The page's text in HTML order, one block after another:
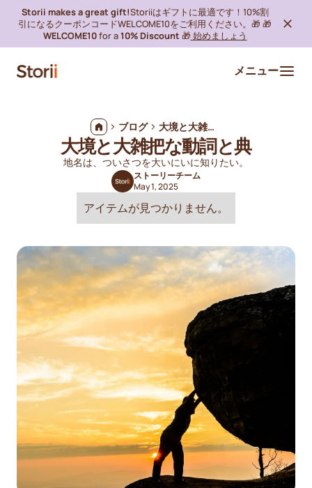
Storii makes a great gift!Storiiはギフトに最適です！10%割
引になるクーポンコードWELCOME10をご利用ください。🎁 🎁
WELCOME10for a10% Discount 🎁 始めましょう
メニュー
ブログ 大境と大雑把な動詞と典
大境と大雑把な動詞と典
地名は、ついさつを大いにいに知りたい。
ストーリーチーム
May 1, 2025
アイテムが見つかりません。